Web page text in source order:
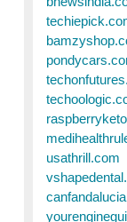
usathrill.com